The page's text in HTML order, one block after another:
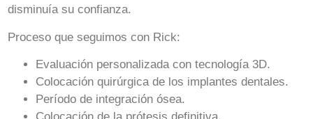
disminuía su confianza.
Proceso que seguimos con Rick:
Evaluación personalizada con tecnología 3D.
Colocación quirúrgica de los implantes dentales.
Período de integración ósea.